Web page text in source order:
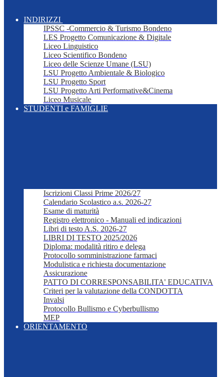
INDIRIZZI
IPSSC -Commercio & Turismo Bondeno
LES Progetto Comunicazione & Digitale
Liceo Linguistico
Liceo Scientifico Bondeno
Liceo delle Scienze Umane (LSU)
LSU Progetto Ambientale & Biologico
LSU Progetto Sport
LSU Progetto Arti Performative&Cinema
Liceo Musicale
STUDENTI e FAMIGLIE
Iscrizioni Classi Prime 2026/27
Calendario Scolastico a.s. 2026-27
Esame di maturità
Registro elettronico - Manuali ed indicazioni
Libri di testo A.S. 2026-27
LIBRI DI TESTO 2025/2026
Diploma: modalità ritiro e delega
Protocollo somministrazione farmaci
Modulistica e richiesta documentazione
Assicurazione
PATTO DI CORRESPONSABILITA' EDUCATIVA
Criteri per la valutazione della CONDOTTA
Invalsi
Protocollo Bullismo e Cyberbullismo
MEP
ORIENTAMENTO